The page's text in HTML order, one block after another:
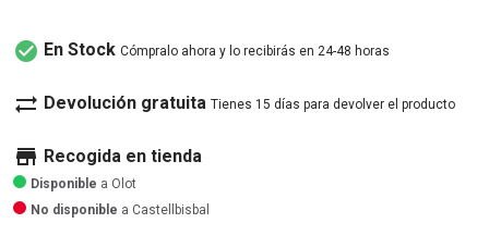
check_circle En Stock Cómpralo ahora y lo recibirás en 24-48 horas
sync_alt Devolución gratuita Tienes 15 días para devolver el producto
store Recogida en tienda
Disponible a Olot
No disponible a Castellbisbal